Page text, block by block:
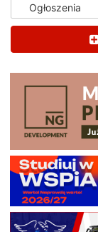
Ogłoszenia